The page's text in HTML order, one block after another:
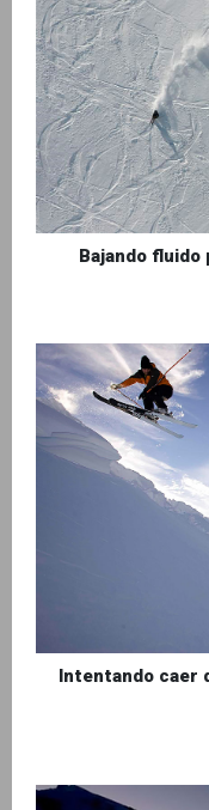
Bajando fluido
Intentando caer